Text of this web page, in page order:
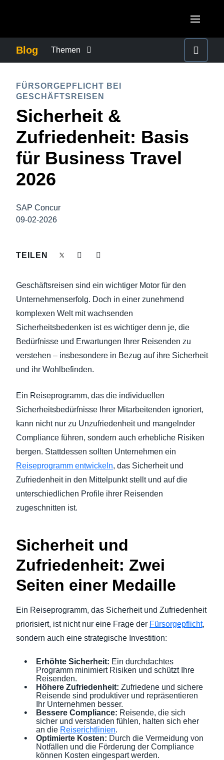
Canada (English)
Canada (Français)
México (Español)
Brasil (Português)
United Kingdom (English)
France (Français)
Deutschland (Deutsch)
Italia (Italiano)
España (Español)
ASIA PACIFIC
Australia (English)
India (English)
Blog Themen
GESCHÄFTSKONTINUITÄT
GESCHÄFTSREISEMANAGEMENT
UNTERNEHMENSAUSGABEN KONTROLLIEREN
UNTERNEHMENSNACHRICHTEN
FÜRSORGEPFLICHT BEI
GESCHÄFTSREISEN
Sicherheit &
Zufriedenheit: Basis
für Business Travel
2026
SAP Concur
09-02-2026
TEILEN
Geschäftsreisen sind ein wichtiger Motor für den
Unternehmenserfolg. Doch in einer zunehmend
komplexen Welt mit wachsenden
Sicherheitsbedenken ist es wichtiger denn je, die
Bedürfnisse und Erwartungen Ihrer Reisenden zu
verstehen – insbesondere in Bezug auf ihre Sicherheit
und ihr Wohlbefinden.
Ein Reiseprogramm, das die individuellen
Sicherheitsbedürfnisse Ihrer Mitarbeitenden ignoriert,
kann nicht nur zu Unzufriedenheit und mangelnder
Compliance führen, sondern auch erhebliche Risiken
bergen. Stattdessen sollten Unternehmen ein
Reiseprogramm entwickeln, das Sicherheit und
Zufriedenheit in den Mittelpunkt stellt und auf die
unterschiedlichen Profile ihrer Reisenden
zugeschnitten ist.
Sicherheit und
Zufriedenheit: Zwei
Seiten einer Medaille
Ein Reiseprogramm, das Sicherheit und Zufriedenheit
priorisiert, ist nicht nur eine Frage der Fürsorgepflicht,
sondern auch eine strategische Investition:
Erhöhte Sicherheit: Ein durchdachtes
Programm minimiert Risiken und schützt Ihre
Reisenden.
Höhere Zufriedenheit: Zufriedene und sichere
Reisende sind produktiver und repräsentieren
Ihr Unternehmen besser.
Bessere Compliance: Reisende, die sich
sicher und verstanden fühlen, halten sich eher
an die Reiserichtlinien.
Optimierte Kosten: Durch die Vermeidung von
Notfällen und die Förderung der Compliance
können Kosten eingespart werden.